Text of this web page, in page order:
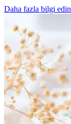
Daha fazla bilgi